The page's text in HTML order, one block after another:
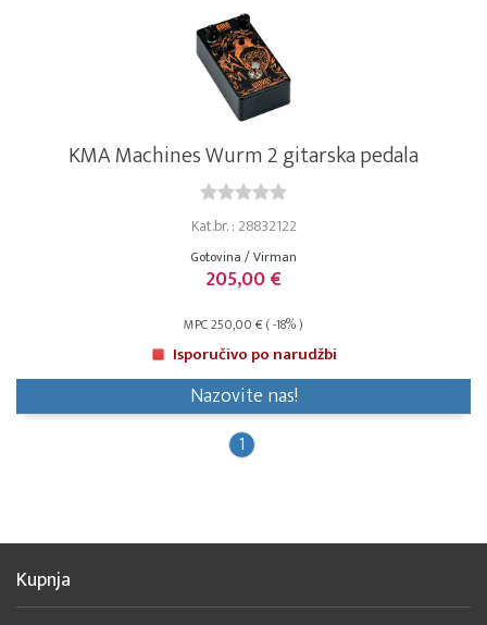
KMA Machines Wurm 2 gitarska pedala
Kat.br. : 28832122
Gotovina / Virman
205,00 €
MPC 250,00 € ( -18% )
Isporučivo po narudžbi
Nazovite nas!
1
Kupnja